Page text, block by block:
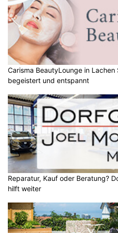
Carisma BeautyLounge in Lachen
begeistert und entspannt
Reparatur, Kauf oder Beratung?
hilft weiter